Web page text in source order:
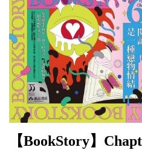
【BookStory】